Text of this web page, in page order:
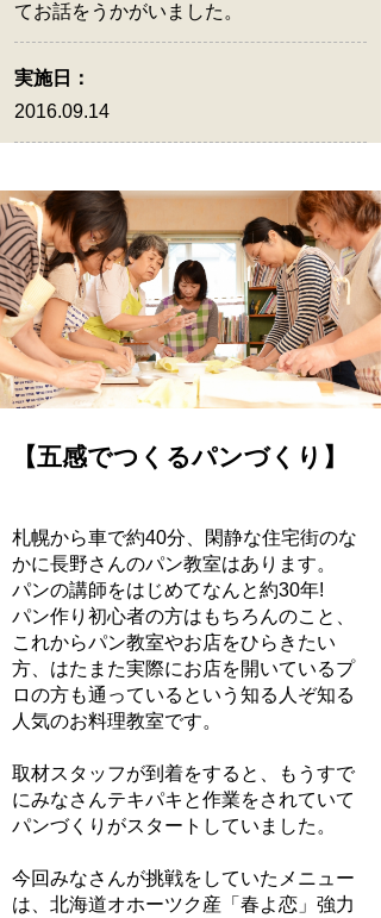
てお話をうかがいました。
実施日：
2016.09.14
【五感でつくるパンづくり】
札幌から車で約40分、閑静な住宅街のな
かに長野さんのパン教室はあります。
パンの講師をはじめてなんと約30年!
パン作り初心者の方はもちろんのこと、
これからパン教室やお店をひらきたい
方、はたまた実際にお店を開いているプ
ロの方も通っているという知る人ぞ知る
人気のお料理教室です。
取材スタッフが到着をすると、もうすで
にみなさんテキパキと作業をされていて
パンづくりがスタートしていました。
今回みなさんが挑戦をしていたメニュー
は、北海道オホーツク産「春よ恋」強力